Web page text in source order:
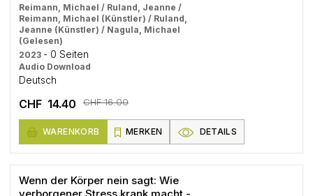
Reimann, Michael / Ruland, Jeanne /
Reimann, Michael (Künstler) / Ruland,
Jeanne (Künstler) / Nagula, Michael
(Gelesen)
2023 - 0 Seiten
Audio Download
Deutsch
CHF 14.40 CHF 16.00
WARENKORB MERKEN DETAILS
Wenn der Körper nein sagt: Wie